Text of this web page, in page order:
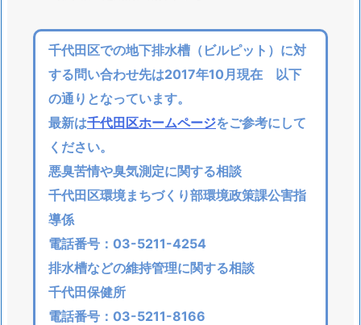
千代田区での地下排水槽（ビルピット）に対
する問い合わせ先は2017年10月現在 以下
の通りとなっています。
最新は千代田区ホームページをご参考にして
ください。
悪臭苦情や臭気測定に関する相談
千代田区環境まちづくり部環境政策課公害指
導係
電話番号：03-5211-4254
排水槽などの維持管理に関する相談
千代田保健所
電話番号：03-5211-8166